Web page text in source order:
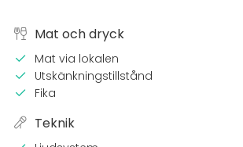
Mat och dryck
Mat via lokalen
Utskänkningstillstånd
Fika
Teknik